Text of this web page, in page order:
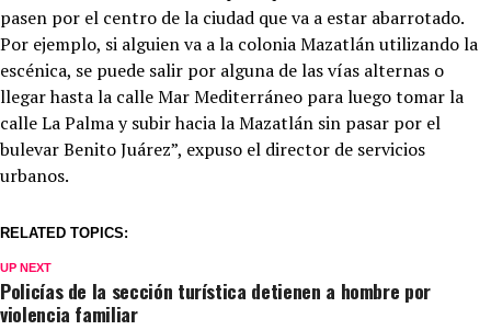
pasen por el centro de la ciudad que va a estar abarrotado.
Por ejemplo, si alguien va a la colonia Mazatlán utilizando la
escénica, se puede salir por alguna de las vías alternas o
llegar hasta la calle Mar Mediterráneo para luego tomar la
calle La Palma y subir hacia la Mazatlán sin pasar por el
bulevar Benito Juárez”, expuso el director de servicios
urbanos.
RELATED TOPICS:
UP NEXT
Policías de la sección turística detienen a hombre por
violencia familiar